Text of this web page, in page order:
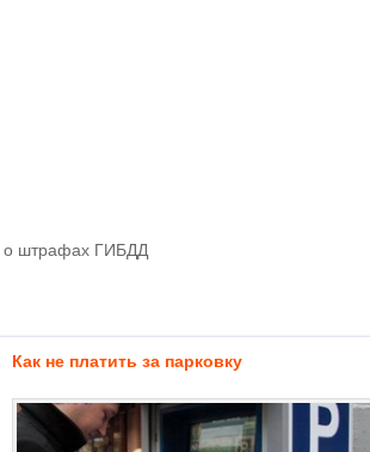
о штрафах ГИБДД
Как не платить за парковку